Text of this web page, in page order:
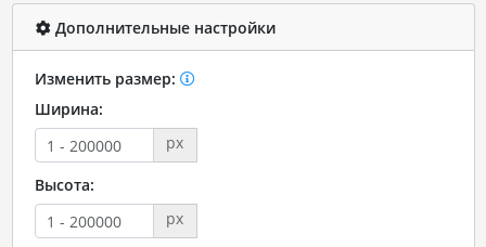
Дополнительные настройки
Изменить размер:
Ширина:
px
Высота:
px